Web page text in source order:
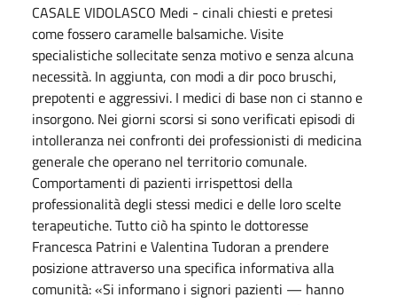
CASALE VIDOLASCO Medi - cinali chiesti e pretesi
come fossero caramelle balsamiche. Visite
specialistiche sollecitate senza motivo e senza alcuna
necessità. In aggiunta, con modi a dir poco bruschi,
prepotenti e aggressivi. I medici di base non ci stanno e
insorgono. Nei giorni scorsi si sono verificati episodi di
intolleranza nei confronti dei professionisti di medicina
generale che operano nel territorio comunale.
Comportamenti di pazienti irrispettosi della
professionalità degli stessi medici e delle loro scelte
terapeutiche. Tutto ciò ha spinto le dottoresse
Francesca Patrini e Valentina Tudoran a prendere
posizione attraverso una specifica informativa alla
comunità: «Si informano i signori pazienti — hanno